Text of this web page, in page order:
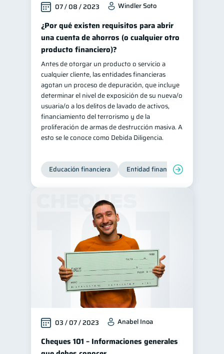
07 / 08 / 2023 Windler Soto
¿Por qué existen requisitos para abrir
una cuenta de ahorros (o cualquier otro
producto financiero)?
Antes de otorgar un producto o servicio a
cualquier cliente, las entidades financieras
agotan un proceso de depuración, que incluye
determinar el nivel de exposición de su nueva/o
usuaria/o a los delitos de lavado de activos,
financiamiento del terrorismo y de la
proliferación de armas de destrucción masiva. A
esto se le conoce como Debida Diligencia.
Educación financiera Entidad financiera
03 / 07 / 2023 Anabel Inoa
Cheques 101 – Informaciones generales